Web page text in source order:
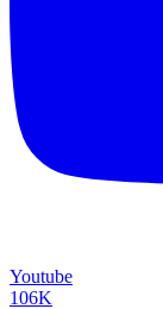
Youtube
106K